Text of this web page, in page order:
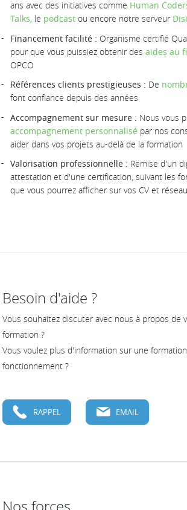
ans avec des initiatives comme Human
Talks, le podcast ou encore notre serveur
Financement facilité : Organisme certifié
pour que vous puissiez obtenir des aides au
OPCO
Références clients prestigieuses : De
font confiance depuis des années
Accompagnement sur mesure : Nous vous
accompagnement personnalisé par nos
aider dans vos projets au-delà de la formation
Valorisation professionnelle : Remise d'un
attestation et d'une certification, suivant les
que vous pourrez afficher sur vos CV et
Besoin d'aide ?
Vous souhaitez discuter avec nous à propos de
formation ?
Vous voulez plus d'information sur une
fonctionnement ?
RAPPEL EMAIL